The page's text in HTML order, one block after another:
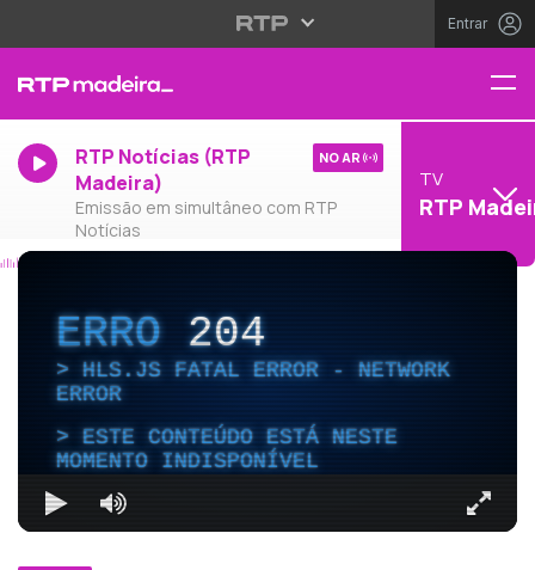
Entrar
RTP Notícias (RTP
Madeira)
Emissão em simultâneo com RTP
Notícias
NO AR
TV
RTP
ERRO204
HLS.JS FATAL ERROR - NETWORK
ERROR
ESTE CONTEÚDO ESTÁ NESTE
MOMENTO INDISPONÍVEL